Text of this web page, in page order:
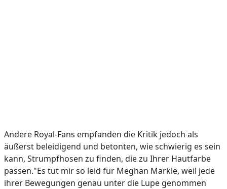
Andere Royal-Fans empfanden die Kritik jedoch als
äußerst beleidigend und betonten, wie schwierig es sein
kann, Strumpfhosen zu finden, die zu Ihrer Hautfarbe
passen."Es tut mir so leid für Meghan Markle, weil jede
ihrer Bewegungen genau unter die Lupe genommen